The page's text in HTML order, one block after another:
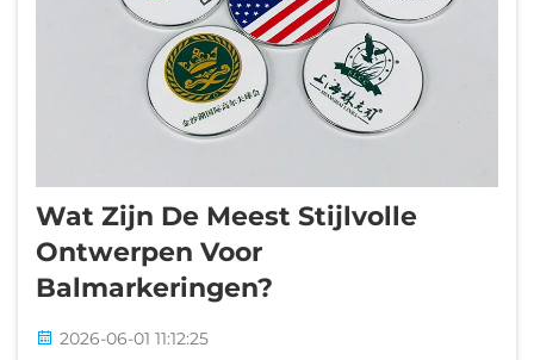
Wat Zijn De Meest Stijlvolle
Ontwerpen Voor
Balmarkeringen?
2026-06-01 11:12:25